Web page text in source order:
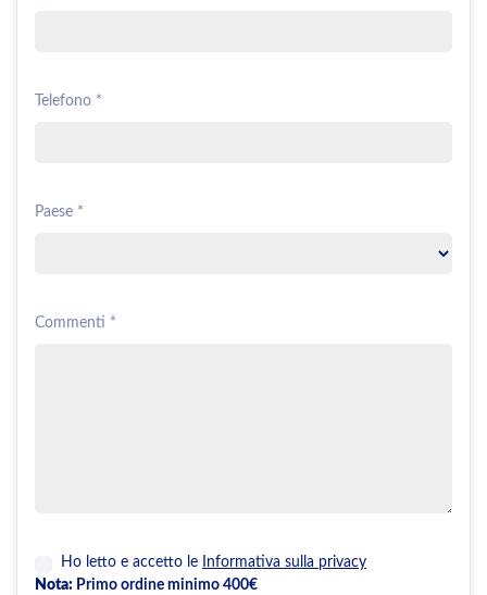
Telefono *
Paese *
Commenti *
Ho letto e accetto le
Informativa sulla privacy
Nota: Primo ordine minimo 400€